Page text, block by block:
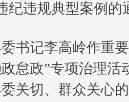
纪违规典型案例的
记李高岭作重要
怠政”专项治理
关切、群众关心